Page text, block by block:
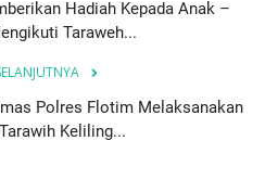
Hadiah Kepada Anak –
Taraweh...
Polres Flotim Melaksanakan
Keliling...